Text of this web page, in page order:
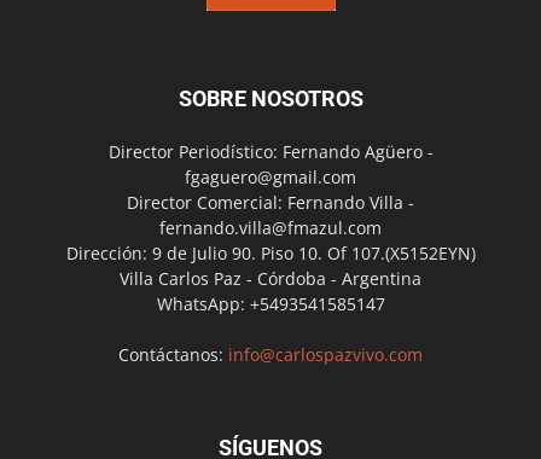
SOBRE NOSOTROS
Director Periodístico: Fernando Agüero -
fgaguero@gmail.com
Director Comercial: Fernando Villa -
fernando.villa@fmazul.com
Dirección: 9 de Julio 90. Piso 10. Of 107.(X5152EYN)
Villa Carlos Paz - Córdoba - Argentina
WhatsApp: +5493541585147
Contáctanos: info@carlospazvivo.com
SÍGUENOS